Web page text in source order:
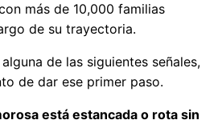
más de 10,000 familias
de su trayectoria.
de las siguientes señales,
de dar ese primer paso.
está estancada o rota sin